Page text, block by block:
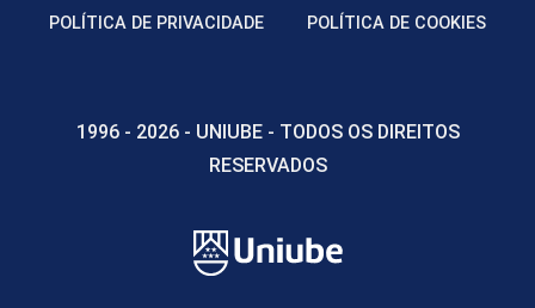
POLÍTICA DE PRIVACIDADE POLÍTICA DE COOKIES
1996 - 2026 - UNIUBE - TODOS OS DIREITOS
RESERVADOS